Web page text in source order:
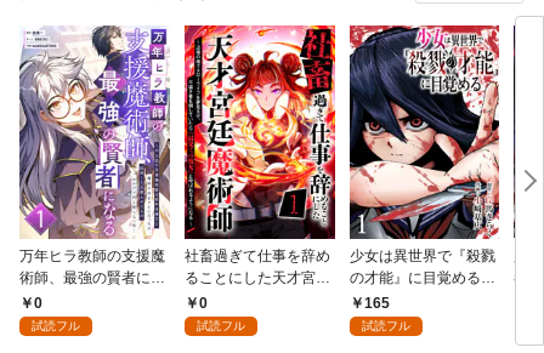
万年ヒラ教師の支援魔
術師、最強の賢者にな
る～不人気の支援魔術
師は給料泥棒だと魔術
0
試読フル
社畜過ぎて仕事を辞め
ることにした天才宮廷
魔術師～辺境の地でス
ローライフを夢見る
0
試読フル
少女は異世界で『殺戮
の才能』に目覚める
(話売り) #1
165
試読フル
者